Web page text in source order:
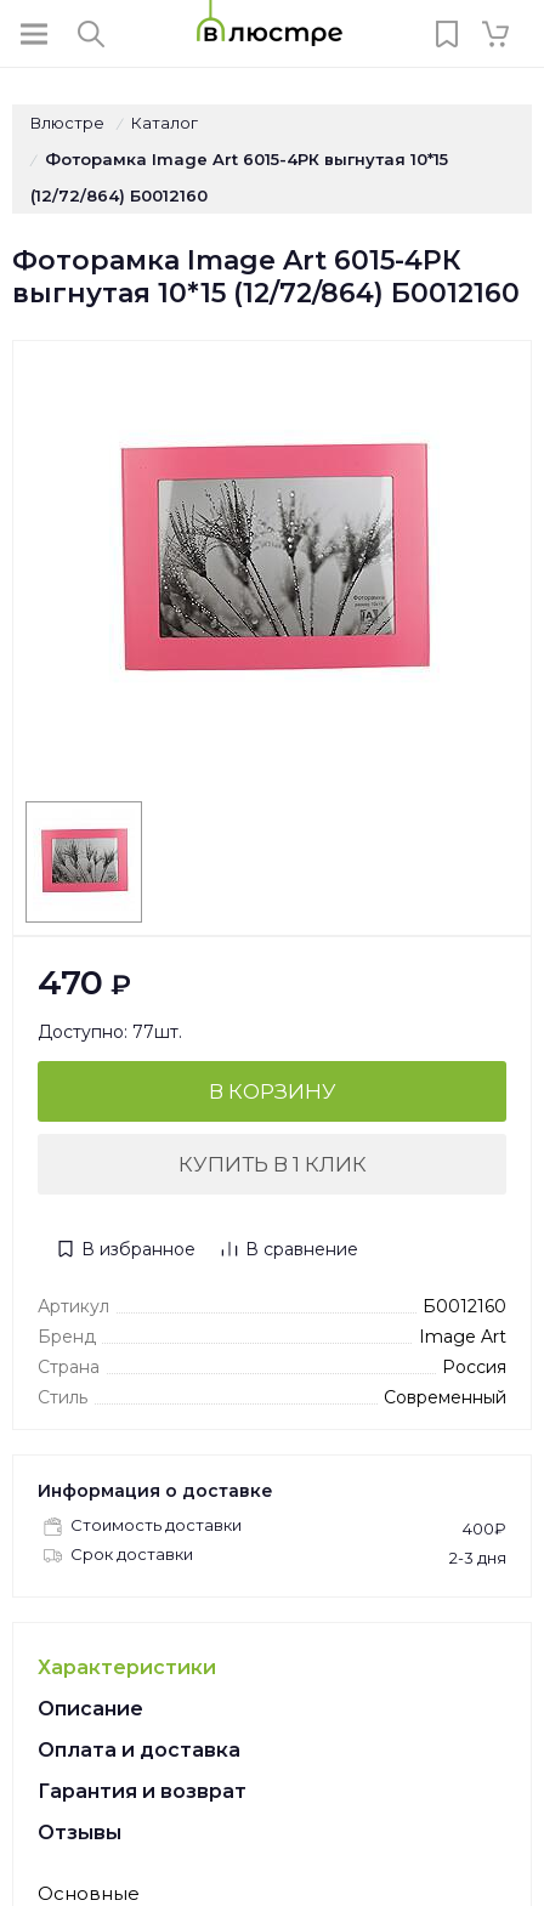
Влюстре / Каталог
/
Фоторамка Image Art 6015-4PК выгнутая 10*15
(12/72/864) Б0012160
Фоторамка Image Art 6015-4PК
выгнутая 10*15 (12/72/864) Б0012160
470 ₽
Доступно: 77шт.
В КОРЗИНУ
КУПИТЬ В 1 КЛИК
В избранное В сравнение
Артикул
Б0012160
Бренд
Image Art
Страна
Россия
Стиль
Современный
Информация о доставке
Стоимость доставки
400₽
Срок доставки
2-3 дня
Характеристики
Описание
Оплата и доставка
Гарантия и возврат
Отзывы
Основные